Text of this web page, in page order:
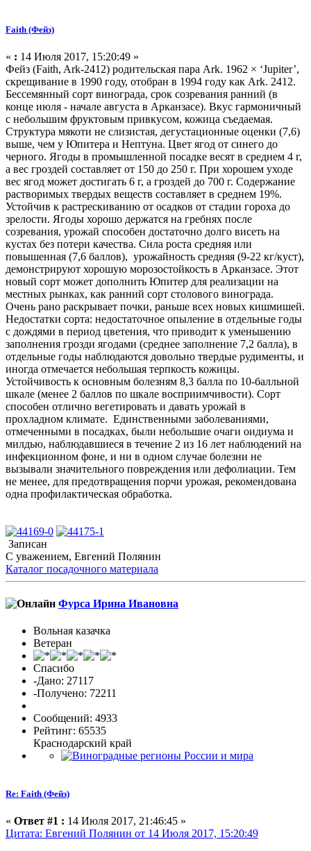
Faith (Фейз)
« : 14 Июля 2017, 15:20:49 »
Фейз (Faith, Ark-2412) родительская пара Ark. 1962 × ‘Jupiter’,
скрещивание в 1990 году, отобран в 1994 году как Ark. 2412.
Бессемянный сорт винограда, срок созревания ранний (в
конце июля - начале августа в Арканзасе). Вкус гармоничный
с небольшим фруктовым привкусом, кожица съедаемая.
Структура мякоти не слизистая, дегустационные оценки (7,6)
выше, чем у Юпитера и Нептуна. Цвет ягод от синего до
черного. Ягоды в промышленной посадке весят в среднем 4 г,
а вес гроздей составляет от 150 до 250 г. При хорошем уходе
вес ягод может достигать 6 г, а гроздей до 700 г. Содержание
растворимых твердых веществ составляет в среднем 19%.
Устойчив к растрескиванию от осадков от стадии гороха до
зрелости. Ягоды хорошо держатся на гребнях после
созревания, урожай способен достаточно долго висеть на
кустах без потери качества. Сила роста средняя или
повышенная (7,6 баллов), урожайность средняя (9-22 кг/куст),
демонстрируют хорошую морозостойкость в Арканзасе. Этот
новый сорт может дополнить Юпитер для реализации на
местных рынках, как ранний сорт столового винограда.
Очень рано раскрывает почки, раньше всех новых кишмишей.
Недостатки сорта: недостаточное опыление в отдельные годы
с дождями в период цветения, что приводит к уменьшению
заполнения грозди ягодами (среднее заполнение 7,2 балла), в
отдельные годы наблюдаются довольно твердые рудименты, и
иногда отмечается небольшая терпкость кожицы.
Устойчивость к основным болезням 8,3 балла по 10-балльной
шкале (менее 2 баллов по шкале восприимчивости). Сорт
способен отлично вегетировать и давать урожай в
прохладном климате. Единственными заболеваниями,
отмеченными в посадках, были небольшие очаги оидиума и
милдью, наблюдавшиеся в течение 2 из 16 лет наблюдений на
инфекционном фоне, и ни в одном случае болезни не
вызывали значительного повреждения или дефолиации. Тем
не менее, для предотвращения порчи урожая, рекомендована
одна профилактическая обработка.
Записан
С уважением, Евгений Полянин
Каталог посадочного материала
Фурса Ирина Ивановна
Вольная казачка
Ветеран
Спасибо
-Дано: 27117
-Получено: 72211
Сообщений: 4933
Рейтинг: 65535
Краснодарский край
Re: Faith (Фейз)
« Ответ #1 : 14 Июля 2017, 21:46:45 »
Цитата: Евгений Полянин от 14 Июля 2017, 15:20:49